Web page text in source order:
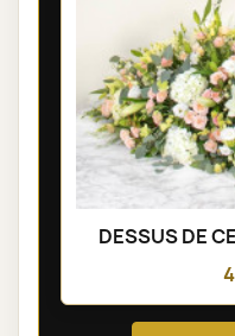
DESSUS DE